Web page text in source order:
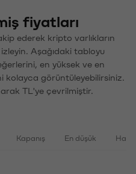
fiyatları
ederek kripto varlıkların
Aşağıdaki tabloyu
en yüksek ve en
kolayca görüntüleyebilirsiniz.
TL'ye çevrilmiştir.
Kapanış En düşük